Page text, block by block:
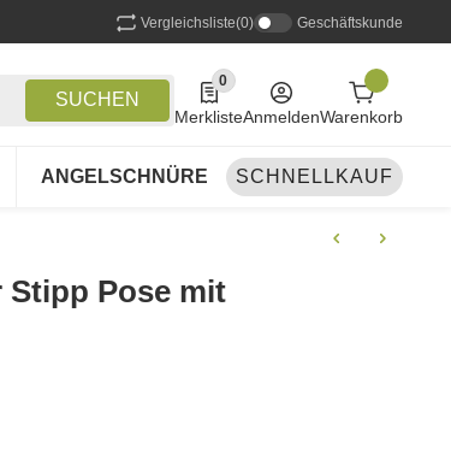
Vergleichsliste(0) Geschäftskunde
SUCHEN
0
0 Produkte in der Liste
MerklisteAnmeldenWarenkorb
ANGELSCHNÜRE ANGELSETS
SCHNELLKAUF
Stipp Pose mit